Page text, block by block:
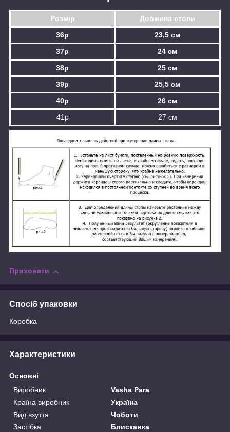
Розмір Довжина стопи
36р
23,5 см
37р
24 см
38р
25 см
39р
25,5 см
40р
26 см
41р
27 см
Приховати
Спосіб упаковки
Коробка
Характеристики
Основні
Виробник
Vasha Para
Країна виробник
Україна
Вид взуття
Чоботи
Застібка
Блискавка